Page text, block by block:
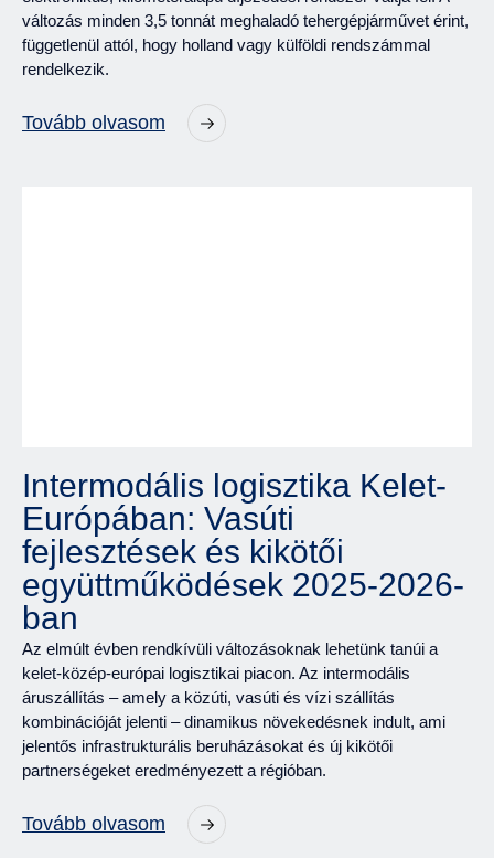
változás minden 3,5 tonnát meghaladó tehergépjárművet érint,
függetlenül attól, hogy holland vagy külföldi rendszámmal
rendelkezik.
Tovább olvasom
Intermodális logisztika Kelet-
Európában: Vasúti
fejlesztések és kikötői
együttműködések 2025-2026-
ban
Az elmúlt évben rendkívüli változásoknak lehetünk tanúi a
kelet-közép-európai logisztikai piacon. Az intermodális
áruszállítás – amely a közúti, vasúti és vízi szállítás
kombinációját jelenti – dinamikus növekedésnek indult, ami
jelentős infrastrukturális beruházásokat és új kikötői
partnerségeket eredményezett a régióban.
Tovább olvasom